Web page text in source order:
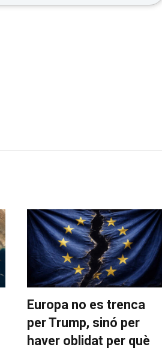
Europa no es trenca
per Trump, sinó per
haver oblidat per què